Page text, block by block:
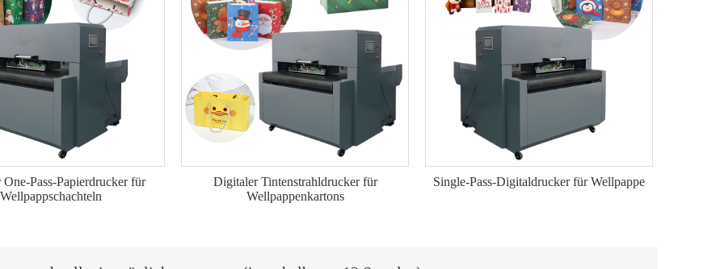
Pass-Papierdrucker für
Wellpappschachteln
Digitaler Tintenstrahldrucker für
Wellpappenkartons
Single-Pass-Digitaldrucker für Wellpappe